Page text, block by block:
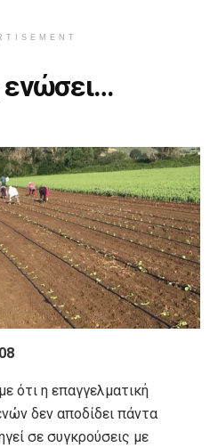
ενώσει…
ότι η επαγγελματική
δεν αποδίδει πάντα
σε συγκρούσεις με